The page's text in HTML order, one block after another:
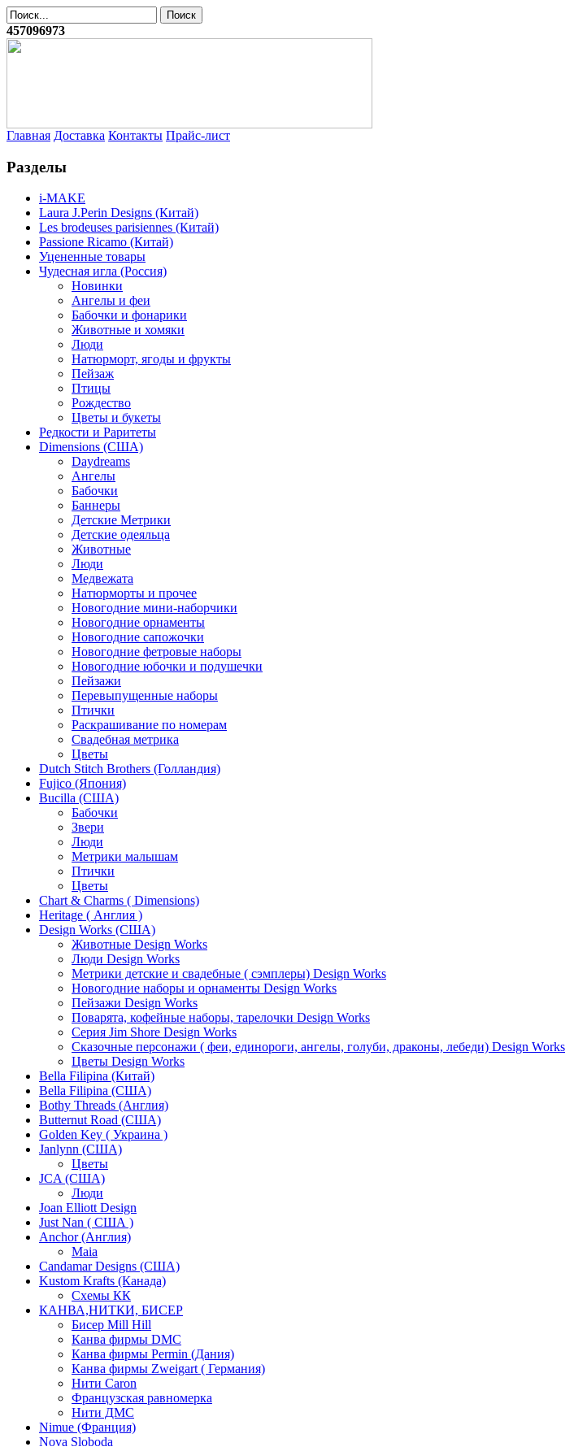
457096973
Главная Доставка Контакты Прайс-лист
Разделы
i-MAKE
Laura J.Perin Designs (Китай)
Les brodeuses parisiennes (Китай)
Passione Ricamo (Китай)
Уцененные товары
Чудесная игла (Россия)
Новинки
Ангелы и феи
Бабочки и фонарики
Животные и хомяки
Люди
Натюрморт, ягоды и фрукты
Пейзаж
Птицы
Рождество
Цветы и букеты
Редкости и Раритеты
Dimensions (США)
Daydreams
Ангелы
Бабочки
Баннеры
Детские Метрики
Детские одеяльца
Животные
Люди
Медвежата
Натюрморты и прочее
Новогодние мини-наборчики
Новогодние орнаменты
Новогодние сапожочки
Новогодние фетровые наборы
Новогодние юбочки и подушечки
Пейзажи
Перевыпущенные наборы
Птички
Раскрашивание по номерам
Свадебная метрика
Цветы
Dutch Stitch Brothers (Голландия)
Fujico (Япония)
Bucilla (США)
Бабочки
Звери
Люди
Метрики малышам
Птички
Цветы
Chart & Charms ( Dimensions)
Heritage ( Англия )
Design Works (США)
Животные Design Works
Люди Design Works
Метрики детские и свадебные ( сэмплеры) Design Works
Новогодние наборы и орнаменты Design Works
Пейзажи Design Works
Поварята, кофейные наборы, тарелочки Design Works
Серия Jim Shore Design Works
Сказочные персонажи ( феи, единороги, ангелы, голуби, драконы, лебеди) Design Works
Цветы Design Works
Bella Filipina (Китай)
Bella Filipina (США)
Bothy Threads (Англия)
Butternut Road (США)
Golden Key ( Украина )
Janlynn (США)
Цветы
JCA (США)
Люди
Joan Elliott Design
Just Nan ( США )
Anchor (Англия)
Maia
Candamar Designs (США)
Kustom Krafts (Канада)
Схемы КК
КАНВА,НИТКИ, БИСЕР
Бисер Mill Hill
Канва фирмы DMC
Канва фирмы Permin (Дания)
Канва фирмы Zweigart ( Германия)
Нити Caron
Французская равномерка
Нити ДМС
Nimue (Франция)
Nova Sloboda